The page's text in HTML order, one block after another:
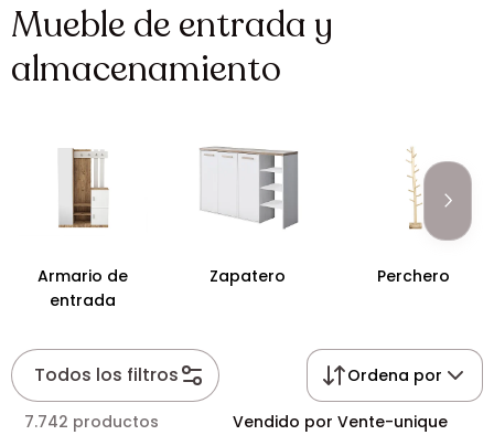
Mueble de entrada y
almacenamiento
Armario de
entrada
Zapatero Perchero
Todos los filtros Ordena por
7.742 productos Vendido por Vente-unique